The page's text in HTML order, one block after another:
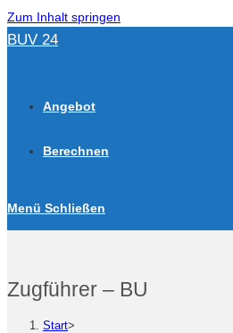
Zum Inhalt springen
BUV 24
Angebot
Berechnen
Menü Schließen
Zugführer – BU
Start>